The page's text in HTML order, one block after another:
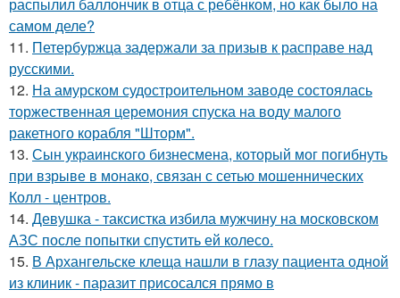
самом деле?
11. Петербуржца задержали за призыв к расправе над
русскими.
12. На амурском судостроительном заводе состоялась
торжественная церемония спуска на воду малого
ракетного корабля "Шторм".
13. Сын украинского бизнесмена, который мог погибнуть
при взрыве в монако, связан с сетью мошеннических
Колл - центров.
14. Девушка - таксистка избила мужчину на московском
АЗС после попытки спустить ей колесо.
15. В Архангельске клеща нашли в глазу пациента одной
из клиник - паразит присосался прямо в